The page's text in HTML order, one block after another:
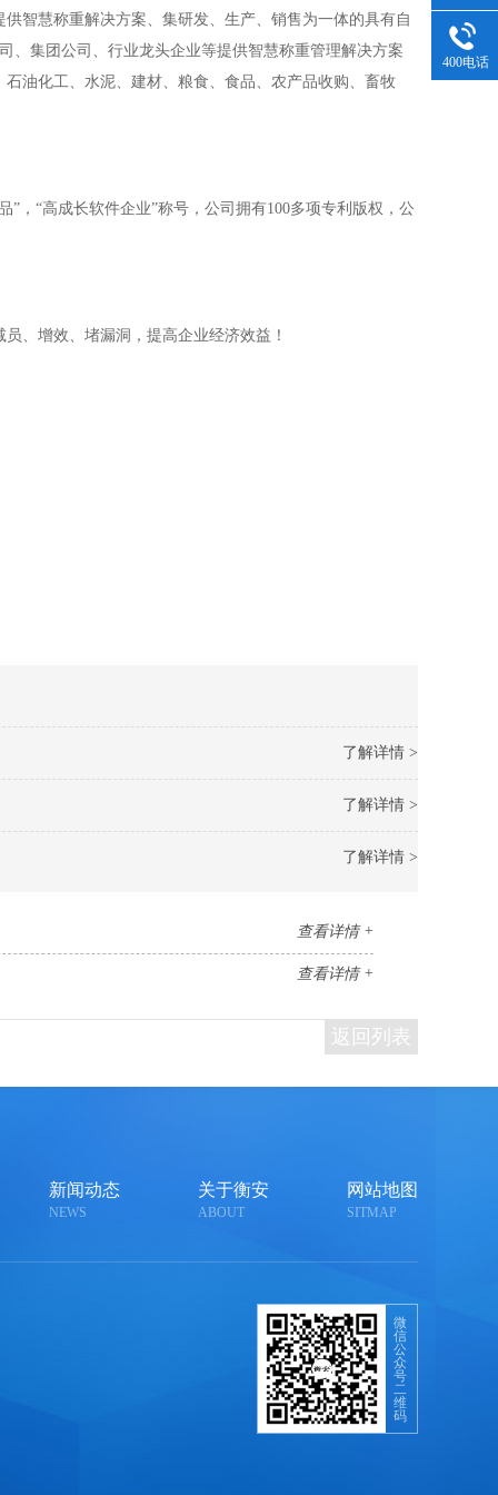
智慧称重解决方案、集研发、生产、销售为一体的具有自
、集团公司、行业龙头企业等提供智慧称重管理解决方案
油化工、水泥、建材、粮食、食品、农产品收购、畜牧
，“高成长软件企业”称号，公司拥有100多项专利版权，公
、增效、堵漏洞，提高企业经济效益！
了解详情 >
了解详情 >
了解详情 >
查看详情 +
查看详情 +
返回列表
新闻动态
NEWS
关于衡安
ABOUT
网站地图
SITMAP
微
信
公
众
号
二
维
码
400电话